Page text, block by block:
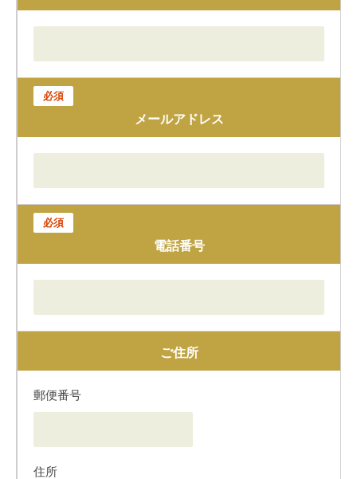
必須
メールアドレス
必須
電話番号
ご住所
郵便番号
住所